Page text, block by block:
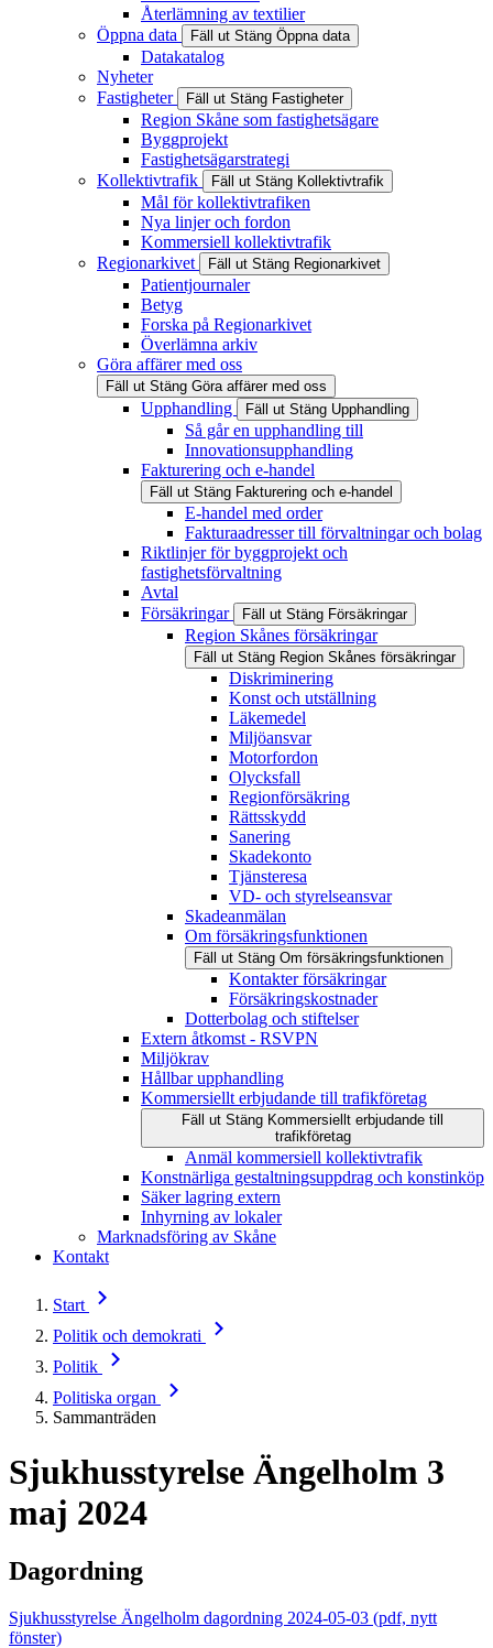
Återlämning av textilier
Öppna data
Fäll ut Stäng Öppna data
Datakatalog
Nyheter
Fastigheter
Fäll ut Stäng Fastigheter
Region Skåne som fastighetsägare
Byggprojekt
Fastighetsägarstrategi
Kollektivtrafik
Fäll ut Stäng Kollektivtrafik
Mål för kollektivtrafiken
Nya linjer och fordon
Kommersiell kollektivtrafik
Regionarkivet
Fäll ut Stäng Regionarkivet
Patientjournaler
Betyg
Forska på Regionarkivet
Överlämna arkiv
Göra affärer med oss
Fäll ut Stäng Göra affärer med oss
Upphandling Fäll ut Stäng Upphandling
Så går en upphandling till
Innovationsupphandling
Fakturering och e-handel
Fäll ut Stäng Fakturering och e-handel
E-handel med order
Fakturaadresser till förvaltningar och bolag
Riktlinjer för byggprojekt och
fastighetsförvaltning
Avtal
Försäkringar
Fäll ut Stäng Försäkringar
Region Skånes försäkringar
Fäll ut Stäng Region Skånes försäkringar
Diskriminering
Konst och utställning
Läkemedel
Miljöansvar
Motorfordon
Olycksfall
Regionförsäkring
Rättsskydd
Sanering
Skadekonto
Tjänsteresa
VD- och styrelseansvar
Skadeanmälan
Om försäkringsfunktionen
Fäll ut Stäng Om försäkringsfunktionen
Kontakter försäkringar
Försäkringskostnader
Dotterbolag och stiftelser
Extern åtkomst - RSVPN
Miljökrav
Hållbar upphandling
Kommersiellt erbjudande till trafikföretag
Fäll ut Stäng Kommersiellt erbjudande till
trafikföretag
Anmäl kommersiell kollektivtrafik
Konstnärliga gestaltningsuppdrag och konstinköp
Säker lagring extern
Inhyrning av lokaler
Marknadsföring av Skåne
Kontakt
Start
Politik och demokrati
Politik
Politiska organ
Sammanträden
Sjukhusstyrelse Ängelholm 3
maj 2024
Dagordning
Sjukhusstyrelse Ängelholm dagordning 2024-05-03 (pdf, nytt
fönster)